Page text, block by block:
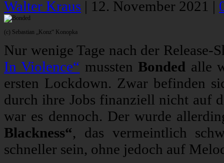
Walter Kraus | 12. November 2021 |
(c) Sebastian „Konz“ Konopka
Nur wenige Tage nach der
In Violence“ musstenBonded alle
ersten Lockdown. Zwar befinden
durch ihre Jobs finanziell nicht auf
war es dennoch. Der wurde
Blackness“, das vermeintlich
schneller sein, ohne jedoch auf